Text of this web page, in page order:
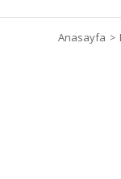
Anasayfa